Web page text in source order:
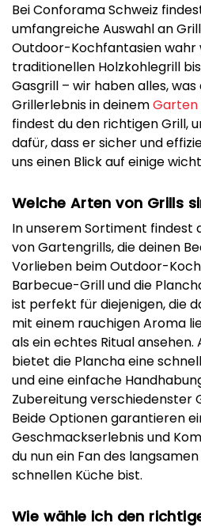
Bei Conforama Schweiz
umfangreiche Auswahl an
Outdoor-Kochfantasien wahr
traditionellen Holzkohlegrill
Gasgrill – wir haben alles,
Grillerlebnis in deinemGarten
findest du den richtigen Grill,
dafür, dass er sicher und
uns einen Blick auf einige
Welche Arten von Grills
In unserem Sortiment findest
von Gartengrills, die deinen
Vorlieben beim Outdoor-
Barbecue-Grill und die
ist perfekt für diejenigen, die
mit einem rauchigen Aroma
als ein echtes Ritual
bietet die Plancha eine
und eine einfache
Zubereitung verschiedenster
Beide Optionen garantieren
Geschmackserlebnis und
du nun ein Fan des
schnellen Küche bist.
Wie wähle ich den